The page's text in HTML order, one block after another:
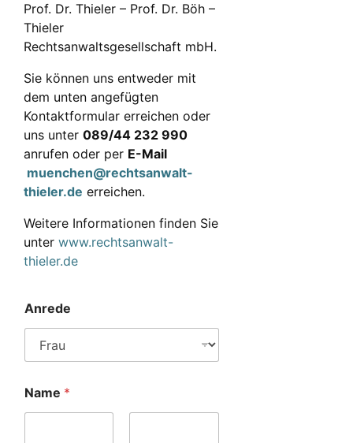
Prof. Dr. Thieler – Prof. Dr. Böh –
Thieler
Rechtsanwaltsgesellschaft mbH.
Sie können uns entweder mit
dem unten angefügten
Kontaktformular erreichen oder
uns unter 089/44 232 990
anrufen oder per E-Mail
muenchen@rechtsanwalt-
thieler.de erreichen.
Weitere Informationen finden Sie
unter www.rechtsanwalt-
thieler.de
Anrede
Name *